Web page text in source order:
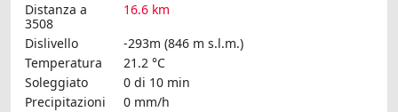
Distanza a
3508
16.6 km
Dislivello
-293m (846 m s.l.m.)
Temperatura
21.2 °C
Soleggiato
0 di 10 min
Precipitazioni
0 mm/h